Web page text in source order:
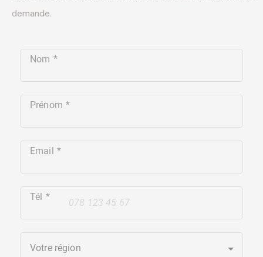
demande.
Nom
Prénom
Email
+41
Tél
Votre région